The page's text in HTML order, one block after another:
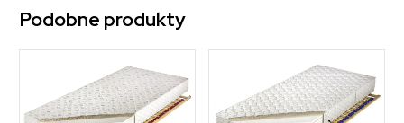
Podobne produkty